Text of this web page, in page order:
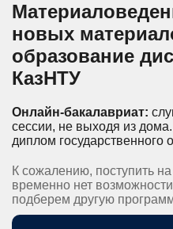
новых
образование
КазНТУ
Онлайн-бакалавриат:
сессии, не выходя из дома.
диплом государственного
К сожалению, поступить
временно нет
подберем другую